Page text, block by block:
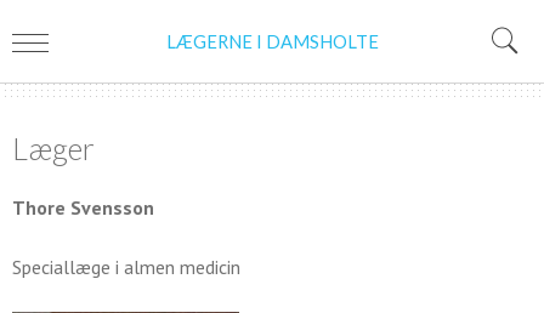
LÆGERNE I DAMSHOLTE
Læger
Thore Svensson
Speciallæge i almen medicin